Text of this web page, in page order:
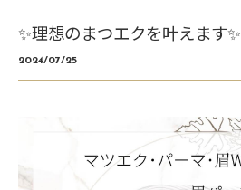
✨理想のまつエクを叶えます✨
2024/07/25